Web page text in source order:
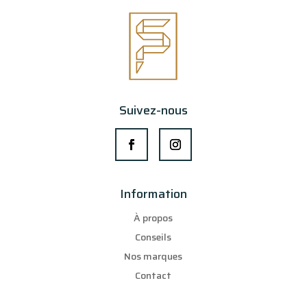
Suivez-nous
Information
À propos
Conseils
Nos marques
Contact